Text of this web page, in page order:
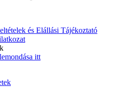
és Elállási Tájékoztató
itt